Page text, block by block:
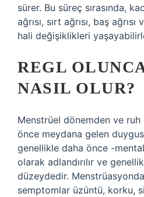
sürer. Bu süreç sırasında,
ağrısı, sırt ağrısı, baş
hali değişiklikleri
REGL
NASIL OLUR?
Menstrüel dönemden ve ruh
önce meydana gelen
genellikle daha önce -
olarak adlandırılır ve
düzeydedir.
semptomlar üzüntü, korku,